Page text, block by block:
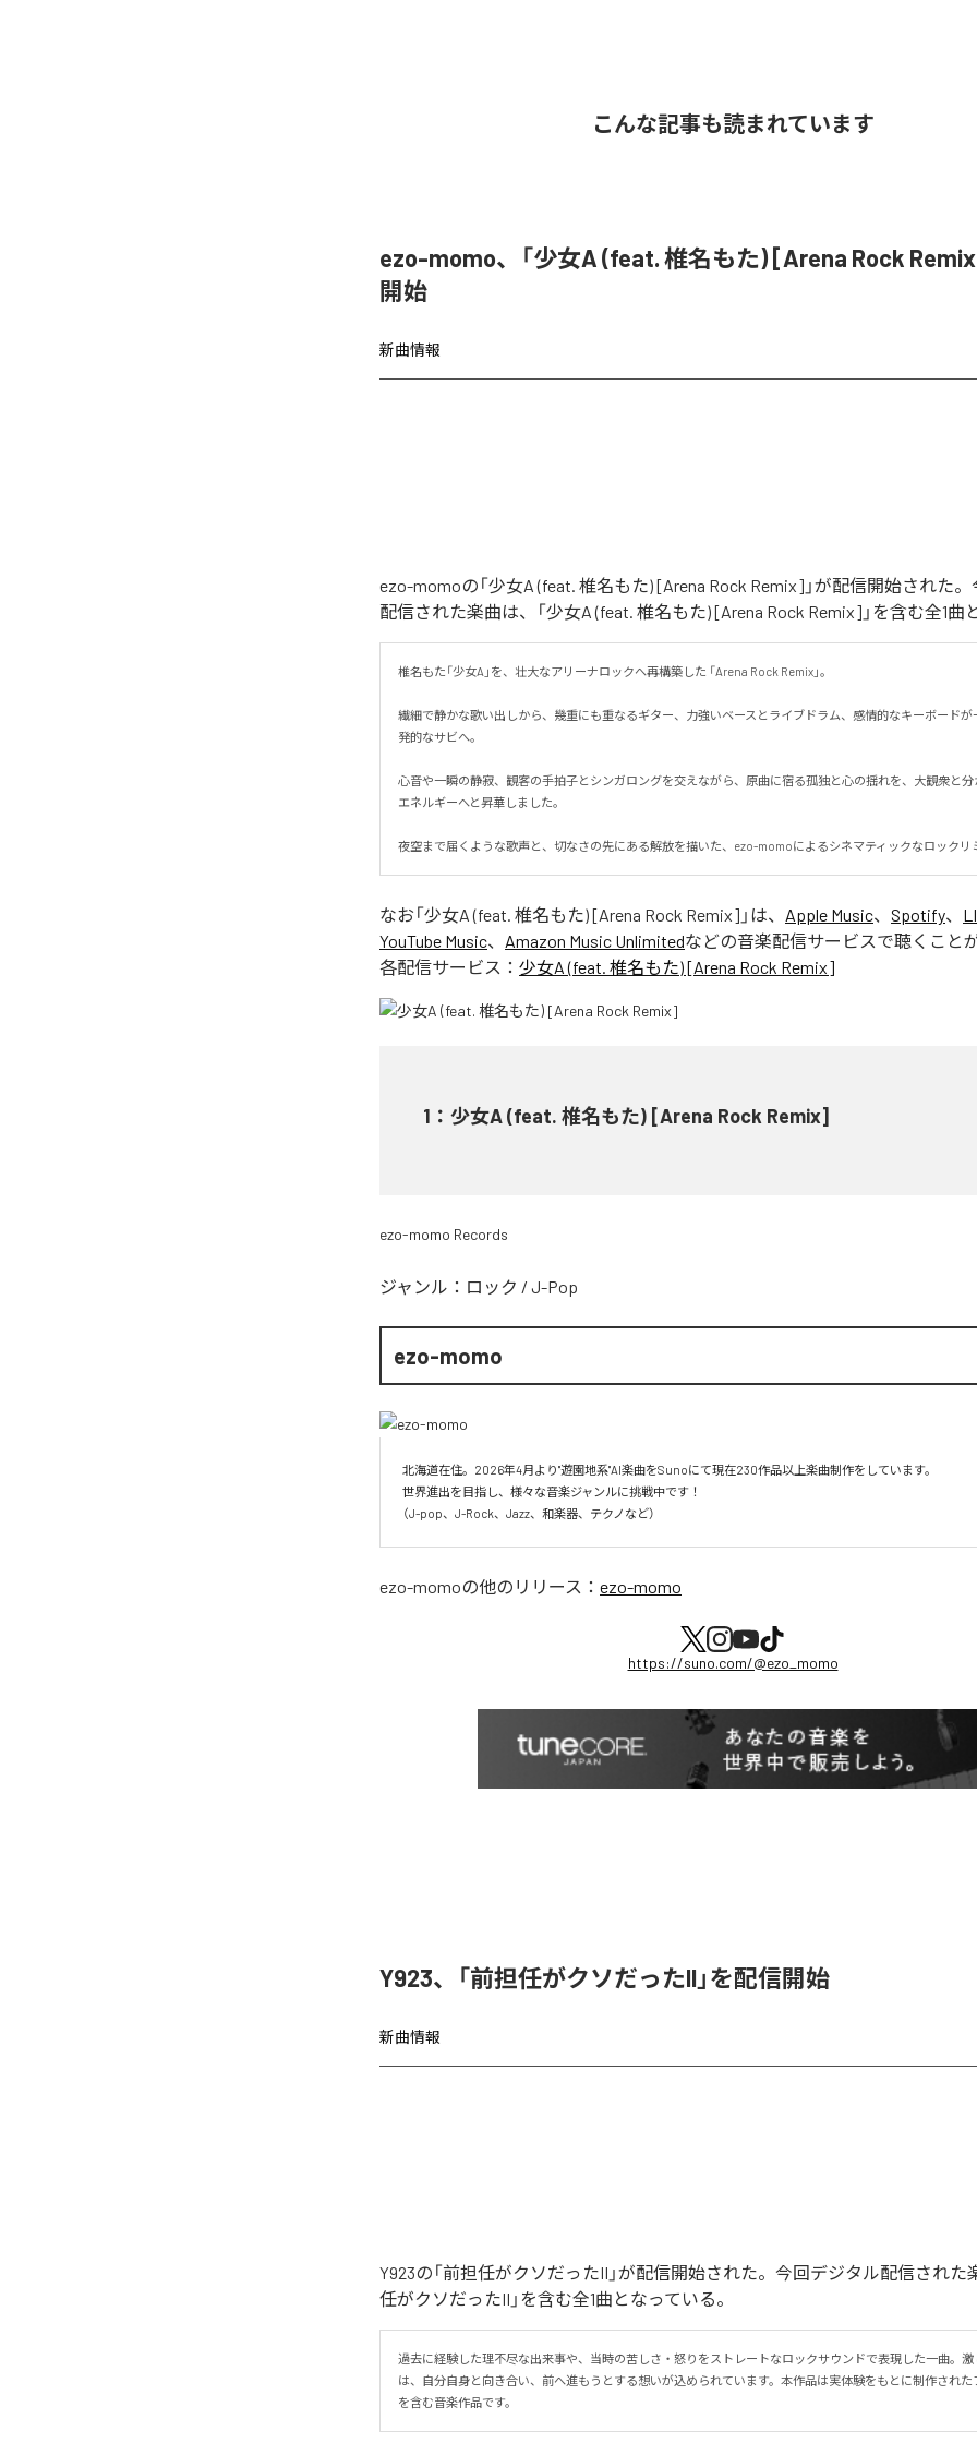
こんな記事も読まれています
ezo-momo、「少女A (feat. 椎名もた) [Arena Rock
開始
新曲情報
ezo-momoの「少女A (feat. 椎名もた) [Arena Rock Remix]」が配信開始された
配信された楽曲は、「少女A (feat. 椎名もた) [Arena Rock Remix]」を含む全1曲
椎名もた「少女A」を、壮大なアリーナロックへ再構築した 「Arena Rock Remix」。
繊細で静かな歌い出しから、幾重にも重なるギター、力強いベースとライブドラム、感情的なキーボードが
発的なサビへ。
心音や一瞬の静寂、観客の手拍子とシンガロングを交えながら、原曲に宿る孤独と心の揺れを、大観衆と分
エネルギーへと昇華しました。
夜空まで届くような歌声と、切なさの先にある解放を描いた、ezo-momoによるシネマティックなロックリ
なお「少女A (feat. 椎名もた) [Arena Rock Remix] 」は、 Apple Music、 Spotify、
YouTube Music、 Amazon Music Unlimitedなどの音楽配信サービスで聴くこと
各配信サービス： 少女A (feat. 椎名もた) [Arena Rock Remix]
1 ： 少女A (feat. 椎名もた) [Arena Rock Remix]
ezo-momo Records
ジャンル： ロック / J-Pop
ezo-momo
北海道在住。2026年4月より"遊園地系"AI楽曲をSunoにて現在230作品以上楽曲制作をしています。
世界進出を目指し、様々な音楽ジャンルに挑戦中です！
（J-pop、J-Rock、Jazz、和楽器、テクノなど）
ezo-momoの他のリリース： ezo-momo
https://suno.com/@ezo_momo
Y923、「前担任がクソだったII」を配信開始
新曲情報
Y923の「前担任がクソだったII」が配信開始された。今回デジタル配信された
任がクソだったII」を含む全1曲となっている。
過去に経験した理不尽な出来事や、当時の苦しさ・怒りをストレートなロックサウンドで表現した一曲。激
は、自分自身と向き合い、前へ進もうとする想いが込められています。本作品は実体験をもとに制作された
を含む音楽作品です。